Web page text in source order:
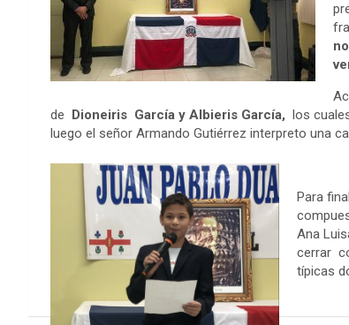
de
Dioneiris García y Albieris García, los
luego el señor Armando Gutiérrez interpreto una
Para
Ana
cerrar
típicas